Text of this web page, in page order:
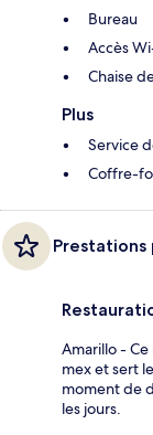
Bureau
Accès
Chaise
Plus
Service
Coffre-
Amarillo -
mex et sert
moment de
les jours.